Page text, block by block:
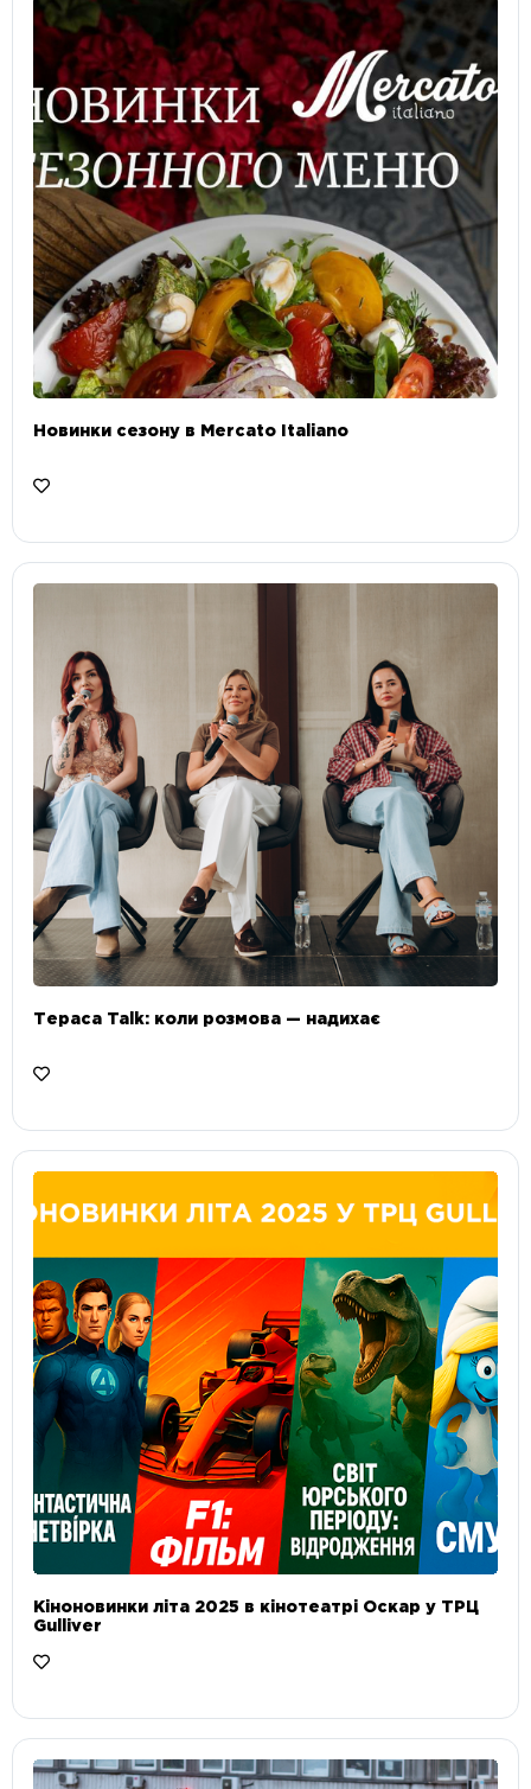
Новинки сезону в Mercato Italiano
Тераса Talk: коли розмова — надихає
Кіноновинки літа 2025 в кінотеатрі Оскар у ТРЦ
Gulliver